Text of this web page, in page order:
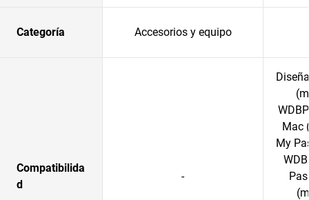
Categoría Accesorios y equipo
Compatibilida
d
-
Mac
My